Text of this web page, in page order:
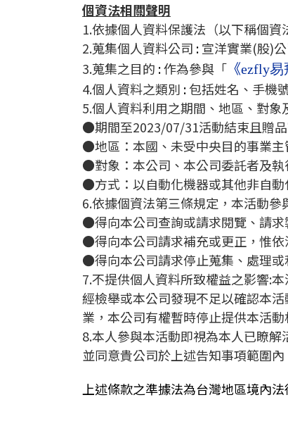
個資法相關聲明
1.依據個人資料保護法（以下稱個
2.蒐集個人資料公司 :宣洋實業(股)
3.蒐集之目的 :作為參與「 《ezfly易
4.個人資料之類別 :包括姓名、手機
5.個人資料利用之期間、地區、對象
●期間至2023/07/31活動結束且贈
●地區：本國、未受中央目的事業主
●對象：本公司、本公司委託者及執
●方式：以自動化機器或其他非自動
6.依據個資法第三條規定，本活動
●得向本公司查詢或請求閱覽、請求
●得向本公司請求補充或更正，惟依
●得向本公司請求停止蒐集、處理或
7.不提供個人資料所致權益之影響:
經檢舉或本公司發現不足以確認本
業，本公司有權暫時停止提供本活
8.本人參與本活動即視為本人已瞭
並同意貴公司於上述告知事項範圍
上述條款之準據法為台灣地區境內